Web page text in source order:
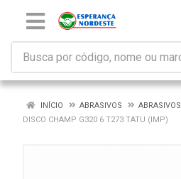
INÍCIO ABRASIVOS
ABRASIVOS
DISCO CHAMP G320 6 T273 TATU (IMP)